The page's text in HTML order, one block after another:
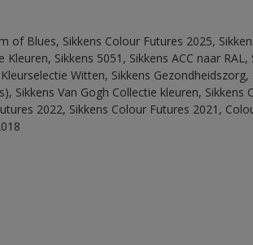
of Blues, Sikkens Colour Futures 2025,
Sikkens 5051, Sikkens ACC naar RAL,
Witten, Sikkens
Sikkens Van Gogh Collectie kleuren, Sikkens
2022, Sikkens Colour Futures 2021,